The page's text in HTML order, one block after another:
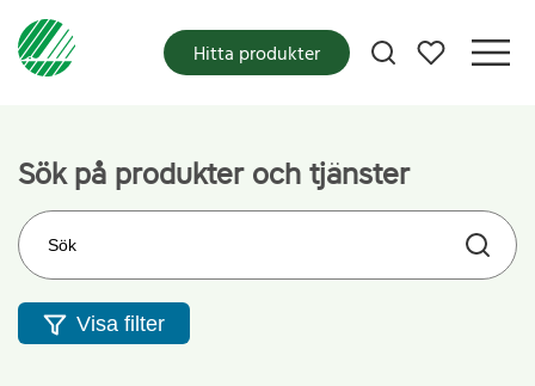
Mina favoriter
Hitta produkter
Sök på produkter och tjänster
Sök på webbplatsen
Visa filter